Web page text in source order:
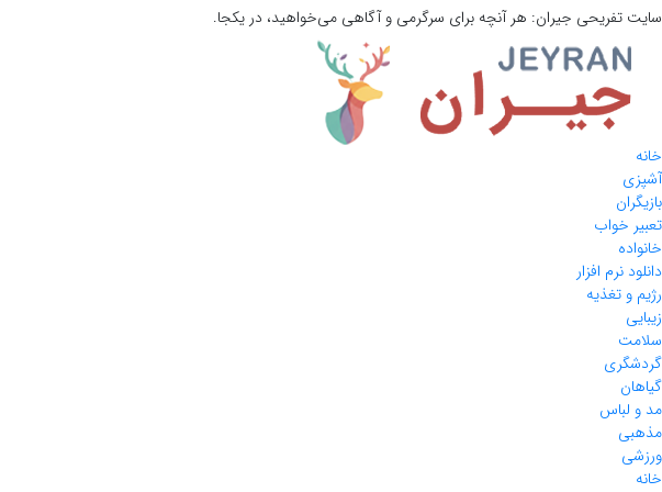
سایت تفریحی جیران: هر آنچه برای سرگرمی و آگاهی می‌خواهید، در یکجا.
خانه
آشپزی
بازیگران
تعبیر خواب
خانواده
دانلود نرم افزار
رژیم و تغذیه
زیبایی
سلامت
گردشگری
گیاهان
مد و لباس
مذهبی
ورزشی
خانه